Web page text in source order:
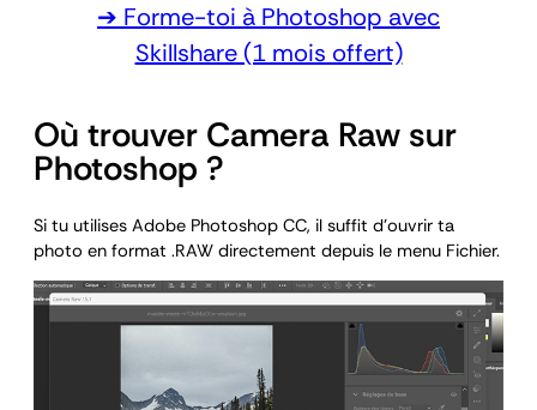
➔ Forme-toi à Photoshop avec
Skillshare (1 mois offert)
Où trouver Camera Raw sur
Photoshop ?
Si tu utilises Adobe Photoshop CC, il suffit d’ouvrir ta
photo en format .RAW directement depuis le menu Fichier.